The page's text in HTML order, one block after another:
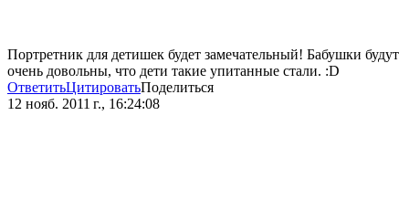
Портретник для детишек будет замечательный! Бабушки будут
очень довольны, что дети такие упитанные стали. :D
ОтветитьЦитироватьПоделиться
12 нояб. 2011 г., 16:24:08